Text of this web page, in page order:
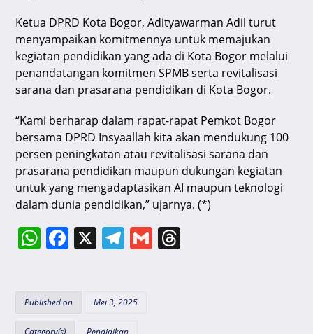
Ketua DPRD Kota Bogor, Adityawarman Adil turut
menyampaikan komitmennya untuk memajukan
kegiatan pendidikan yang ada di Kota Bogor melalui
penandatangan komitmen SPMB serta revitalisasi
sarana dan prasarana pendidikan di Kota Bogor.
“Kami berharap dalam rapat-rapat Pemkot Bogor
bersama DPRD Insyaallah kita akan mendukung 100
persen peningkatan atau revitalisasi sarana dan
prasarana pendidikan maupun dukungan kegiatan
untuk yang mengadaptasikan AI maupun teknologi
dalam dunia pendidikan,” ujarnya. (*)
W
s
A
F
e
X T
gr
a
G
Published on Mei 3, 2025
Category(s) Pendidikan